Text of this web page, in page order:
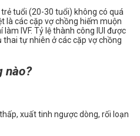
trẻ tuổi (20-30 tuổi) không có quá
là các cặp vợ chồng hiếm muộn
IVF. Tỷ lệ thành công IUI được
tự nhiên ở các cặp vợ chồng
nào?
xuất tinh ngược dòng, rối loạn